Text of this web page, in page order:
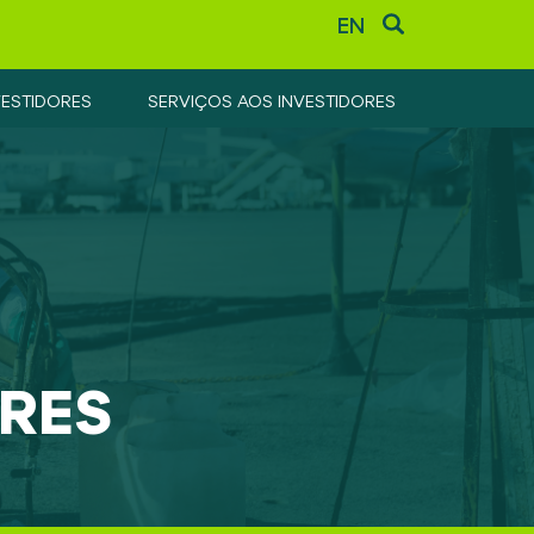
EN
SERVIÇOS AOS INVESTIDORES